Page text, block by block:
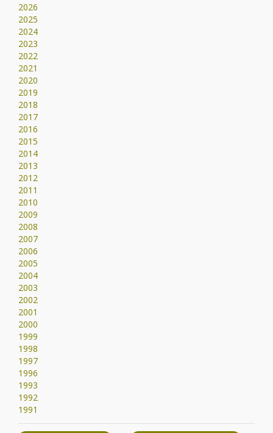
2026
2025
2024
2023
2022
2021
2020
2019
2018
2017
2016
2015
2014
2013
2012
2011
2010
2009
2008
2007
2006
2005
2004
2003
2002
2001
2000
1999
1998
1997
1996
1993
1992
1991